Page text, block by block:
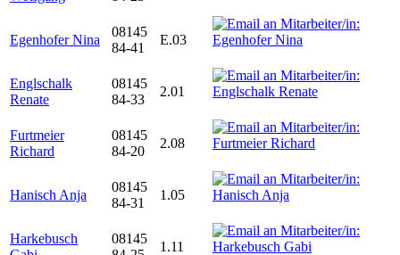
Egenhofer Nina
08145
84-41
E.03
Englschalk
Renate
08145
84-33
2.01
Furtmeier
Richard
08145
84-20
2.08
Hanisch Anja
08145
84-31
1.05
Harkebusch
08145
1.11